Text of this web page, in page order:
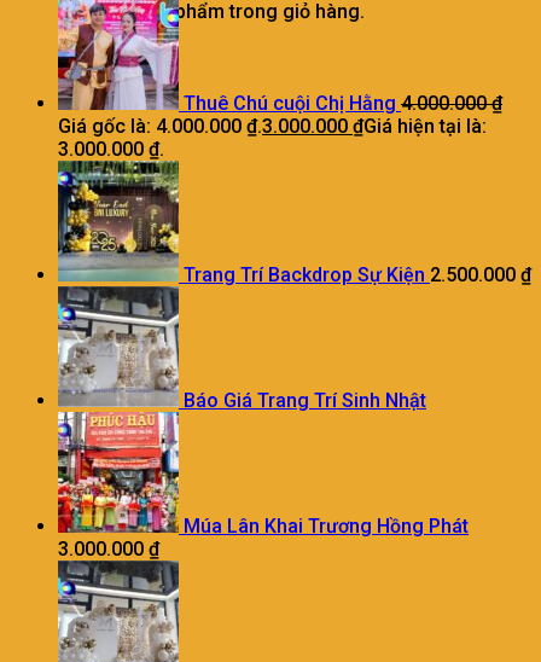
Chưa có sản phẩm trong giỏ hàng.
Thuê Chú cuội Chị Hằng 4.000.000₫
Giá gốc là: 4.000.000 ₫.3.000.000 ₫Giá hiện tại là:
3.000.000 ₫.
Trang Trí Backdrop Sự Kiện 2.500.000 ₫
Báo Giá Trang Trí Sinh Nhật
Múa Lân Khai Trương Hồng Phát
3.000.000 ₫